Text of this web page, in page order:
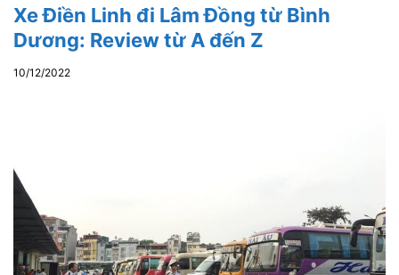
Xe Điền Linh đi Lâm Đồng từ Bình
Dương: Review từ A đến Z
10/12/2022